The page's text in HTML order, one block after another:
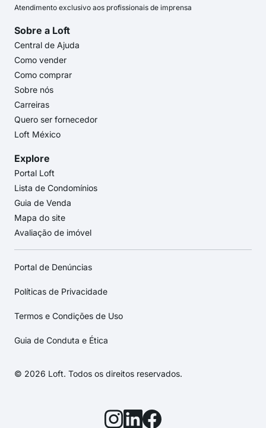
Atendimento exclusivo aos profissionais de imprensa
Sobre a Loft
Central de Ajuda
Como vender
Como comprar
Sobre nós
Carreiras
Quero ser fornecedor
Loft México
Explore
Portal Loft
Lista de Condomínios
Guia de Venda
Mapa do site
Avaliação de imóvel
Portal de Denúncias
Políticas de Privacidade
Termos e Condições de Uso
Guia de Conduta e Ética
© 2026 Loft. Todos os direitos reservados.